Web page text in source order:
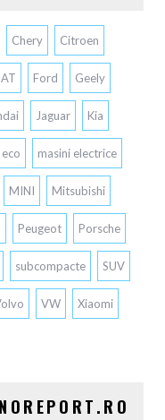
Chery Citroen
Ford Geely
Jaguar Kia
masini electrice
MINI Mitsubishi
Peugeot Porsche
subcompacte SUV
VW Xiaomi